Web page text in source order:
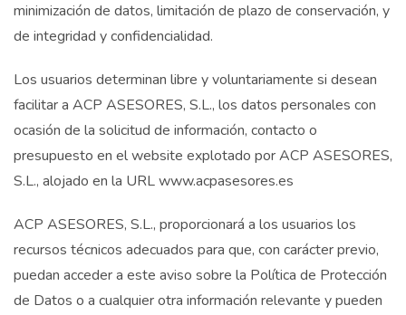
minimización de datos, limitación de plazo de conservación, y
de integridad y confidencialidad.
Los usuarios determinan libre y voluntariamente si desean
facilitar a ACP ASESORES, S.L., los datos personales con
ocasión de la solicitud de información, contacto o
presupuesto en el website explotado por ACP ASESORES,
S.L., alojado en la URL www.acpasesores.es
ACP ASESORES, S.L., proporcionará a los usuarios los
recursos técnicos adecuados para que, con carácter previo,
puedan acceder a este aviso sobre la Política de Protección
de Datos o a cualquier otra información relevante y pueden